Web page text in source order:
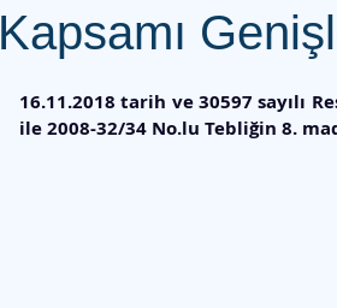
Kapsamı
16.11.2018 tarih ve 30597 sayılı
ile 2008-32/34 No.lu Tebliğin 8.